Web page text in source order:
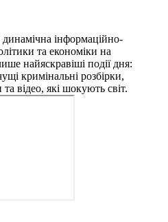
інформаційно-
та економіки на
найяскравіші події дня:
кримінальні розбірки,
відео, які шокують світ.